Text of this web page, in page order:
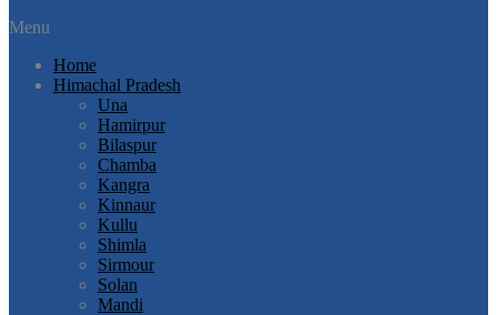
Menu
Home
Himachal Pradesh
Una
Hamirpur
Bilaspur
Chamba
Kangra
Kinnaur
Kullu
Shimla
Sirmour
Solan
Mandi